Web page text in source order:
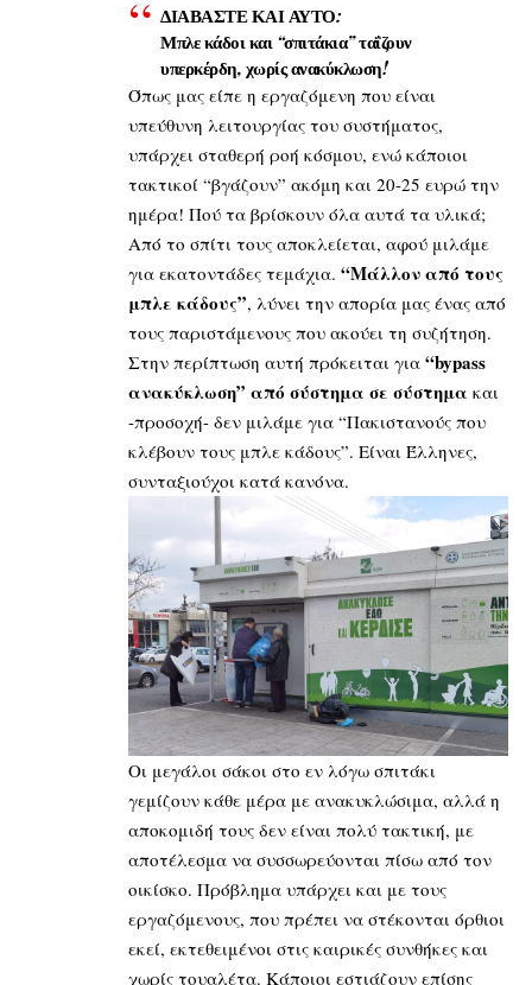
ΔΙΑΒΑΣΤΕ ΚΑΙ ΑΥΤΟ:
Μπλε κάδοι και “σπιτάκια” ταΐζουν
υπερκέρδη, χωρίς ανακύκλωση!
Όπως μας είπε η εργαζόμενη που είναι
υπεύθυνη λειτουργίας του συστήματος,
υπάρχει σταθερή ροή κόσμου, ενώ κάποιοι
τακτικοί “βγάζουν” ακόμη και 20-25 ευρώ την
ημέρα! Πού τα βρίσκουν όλα αυτά τα υλικά;
Από το σπίτι τους αποκλείεται, αφού μιλάμε
για εκατοντάδες τεμάχια. “Μάλλον από τους
μπλε κάδους”, λύνει την απορία μας ένας από
τους παριστάμενους που ακούει τη συζήτηση.
Στην περίπτωση αυτή πρόκειται για “bypass
ανακύκλωση” από σύστημα σε σύστημα και
-προσοχή- δεν μιλάμε για “Πακιστανούς που
κλέβουν τους μπλε κάδους”. Είναι Έλληνες,
συνταξιούχοι κατά κανόνα.
Οι μεγάλοι σάκοι στο εν λόγω σπιτάκι
γεμίζουν κάθε μέρα με ανακυκλώσιμα, αλλά η
αποκομιδή τους δεν είναι πολύ τακτική, με
αποτέλεσμα να συσσωρεύονται πίσω από τον
οικίσκο. Πρόβλημα υπάρχει και με τους
εργαζόμενους, που πρέπει να στέκονται όρθιοι
εκεί, εκτεθειμένοι στις καιρικές συνθήκες και
χωρίς τουαλέτα. Κάποιοι εστιάζουν επίσης